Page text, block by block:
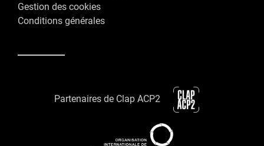
Gestion des cookies
Conditions générales
Partenaires de Clap ACP2